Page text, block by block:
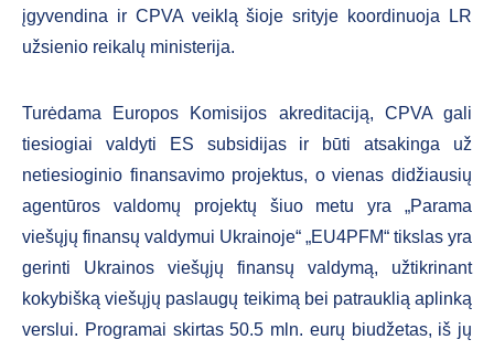
įgyvendina ir CPVA veiklą šioje srityje koordinuoja LR
užsienio reikalų ministerija.
Turėdama Europos Komisijos akreditaciją, CPVA gali
tiesiogiai valdyti ES subsidijas ir būti atsakinga už
netiesioginio finansavimo projektus, o vienas didžiausių
agentūros valdomų projektų šiuo metu yra „Parama
viešųjų finansų valdymui Ukrainoje“ „EU4PFM“ tikslas yra
gerinti Ukrainos viešųjų finansų valdymą, užtikrinant
kokybišką viešųjų paslaugų teikimą bei patrauklią aplinką
verslui. Programai skirtas 50.5 mln. eurų biudžetas, iš jų